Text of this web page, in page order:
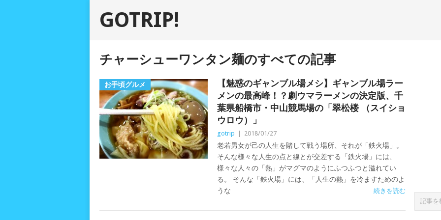
GOTRIP!
チャーシューワンタン麺のすべての記事
お手頃グルメ
【魅惑のギャンブル場メシ】ギャンブル場ラー
メンの最高峰！？劇ウマラーメンの決定版、千
葉県船橋市・中山競馬場の「翠松楼 （スイショ
ウロウ）」
gotrip 2018/01/27
老若男女が己の人生を賭して戦う場所、それが「鉄火場」。
そんな様々な人生の点と線とが交差する「鉄火場」には、
様々な人々の「熱」がマグマのようにふつふつと溢れてい
る。 そんな「鉄火場」には、「人生の熱」を冷ますためのよ
うな
続きを読む